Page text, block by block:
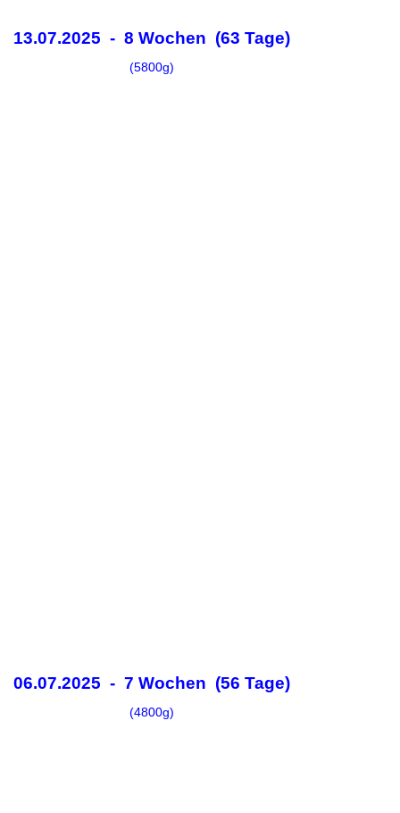
13.07.2025 - 8 Wochen (63 Tage)
(5800g)
06.07.2025 - 7 Wochen (56 Tage)
(4800g)